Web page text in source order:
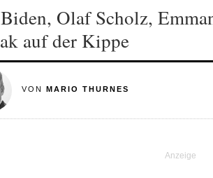
Olaf Scholz,
auf der Kippe
VON MARIO THURNES